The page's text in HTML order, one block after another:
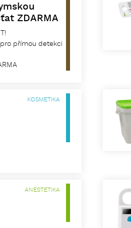
ZDARMA
přímou detekci
KOSMETIKA
ANESTETIKA